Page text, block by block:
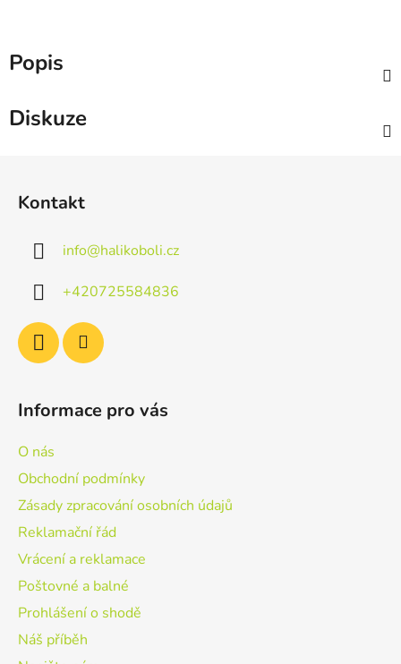
Popis
Diskuze
Kontakt
info@halikoboli.cz
+420725584836
Informace pro vás
O nás
Obchodní podmínky
Zásady zpracování osobních údajů
Reklamační řád
Vrácení a reklamace
Poštovné a balné
Prohlášení o shodě
Náš příběh